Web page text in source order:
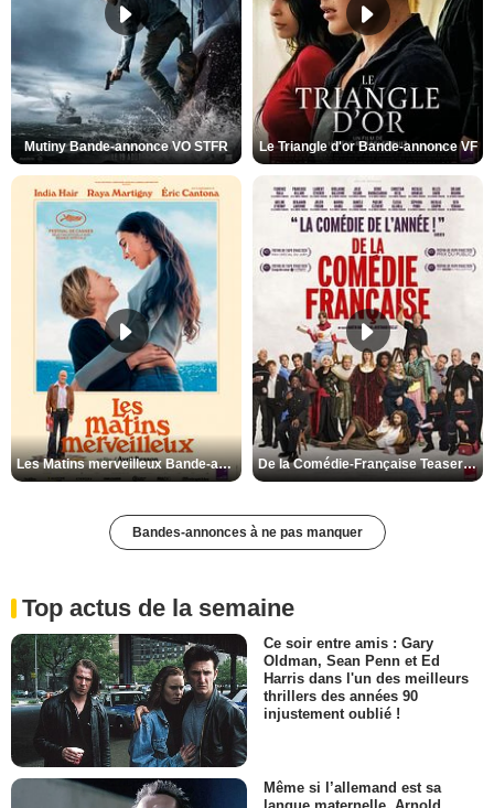
Mutiny Bande-annonce VO STFR Le Triangle d'or Bande-annonce VF
Les Matins merveilleux Bande-annonce VF De la Comédie-Française Teaser VF
Bandes-annonces à ne pas manquer
Top actus de la semaine
Ce soir entre amis : Gary
Oldman, Sean Penn et Ed
Harris dans l'un des meilleurs
thrillers des années 90
injustement oublié !
Même si l’allemand est sa